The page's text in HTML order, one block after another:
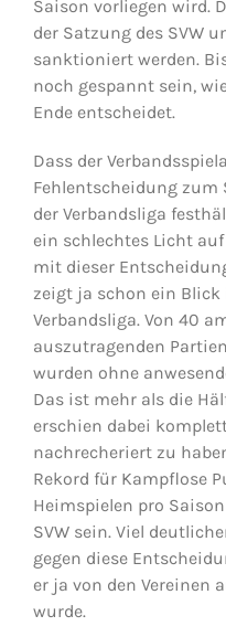
Saison vorliegen wird.
der Satzung des SVW
sanktioniert werden.
noch gespannt sein,
Ende entscheidet.
Dass der
Fehlentscheidung
der Verbandsliga
ein schlechtes Licht
mit dieser
zeigt ja schon ein Blick
Verbandsliga. Von 40
auszutragenden
wurden ohne
Das ist mehr als die
erschien dabei
nachrecheriert zu
Rekord für Kampflose
Heimspielen pro
SVW sein. Viel
gegen diese
er ja von den
wurde.